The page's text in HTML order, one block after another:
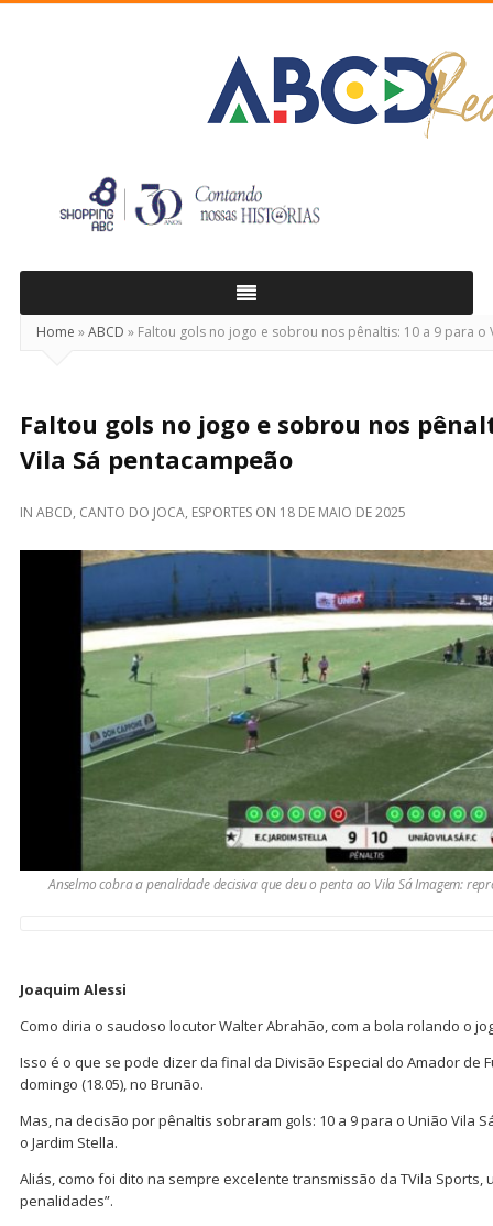
Home »ABCD » Faltou gols no jogo e sobrou nos pênaltis: 10 a 9 para o
Faltou gols no jogo e sobrou nos
Vila Sá pentacampeão
IN ABCD, CANTO DO JOCA, ESPORTES ON 18 DE MAIO DE 2025
Anselmo cobra a penalidade decisiva que deu o penta ao Vila Sá Imagem:
Joaquim Alessi
Como diria o saudoso locutor Walter Abrahão, com a bola rolando o
Isso é o que se pode dizer da final da Divisão Especial do Amador de
domingo (18.05), no Brunão.
Mas, na decisão por pênaltis sobraram gols: 10 a 9 para o União Vila
o Jardim Stella.
Aliás, como foi dito na sempre excelente transmissão da TVila Sports,
penalidades”.